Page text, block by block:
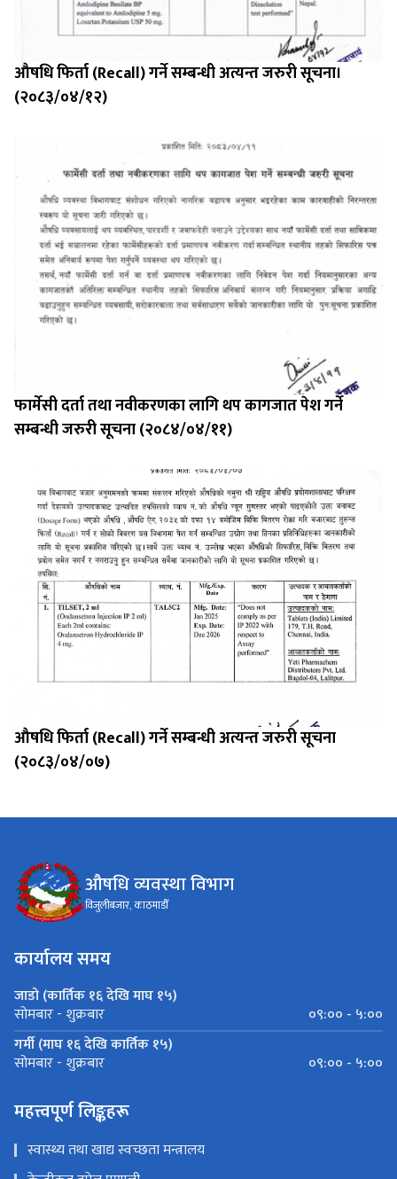
औषधि फिर्ता (Recall) गर्ने सम्बन्धी अत्यन्त जरुरी सूचना।
(२०८३/०४/१२)
फार्मेसी दर्ता तथा नवीकरणका लागि थप कागजात पेश गर्ने
सम्बन्धी जरुरी सूचना (२०८४/०४/११)
औषधि फिर्ता (Recall) गर्ने सम्बन्धी अत्यन्त जरुरी सूचना
(२०८३/०४/०७)
औषधि व्यवस्था विभाग
विजुलीबजार, काठमाडौँ
कार्यालय समय
जाडो (कार्तिक १६ देखि माघ १५)
सोमबार - शुक्रबार
०९:०० - ५:००
गर्मी (माघ १६ देखि कार्तिक १५)
सोमबार - शुक्रबार ०९:०० - ५:००
महत्त्वपूर्ण लिङ्कहरू
स्वास्थ्य तथा खाद्य स्वच्छता मन्त्रालय